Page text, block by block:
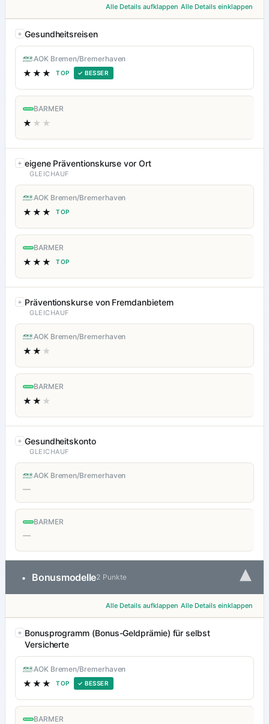
Alle Details aufklappen Alle Details einklappen
Gesundheitsreisen
AOK Bremen/Bremerhaven
★★★ TOP ✓ BESSER
BARMER
★ ★★
eigene Präventionskurse vor Ort
GLEICHAUF
AOK Bremen/Bremerhaven
★★★ TOP
BARMER
★★★ TOP
Präventionskurse von Fremdanbietern
GLEICHAUF
AOK Bremen/Bremerhaven
★★ ★
BARMER
★★ ★
Gesundheitskonto
GLEICHAUF
AOK Bremen/Bremerhaven
—
BARMER
—
• Bonusmodelle2 Punkte ▾
Alle Details aufklappen Alle Details einklappen
Bonusprogramm (Bonus-Geldprämie) für selbst
Versicherte
AOK Bremen/Bremerhaven
★★★ TOP ✓ BESSER
BARMER